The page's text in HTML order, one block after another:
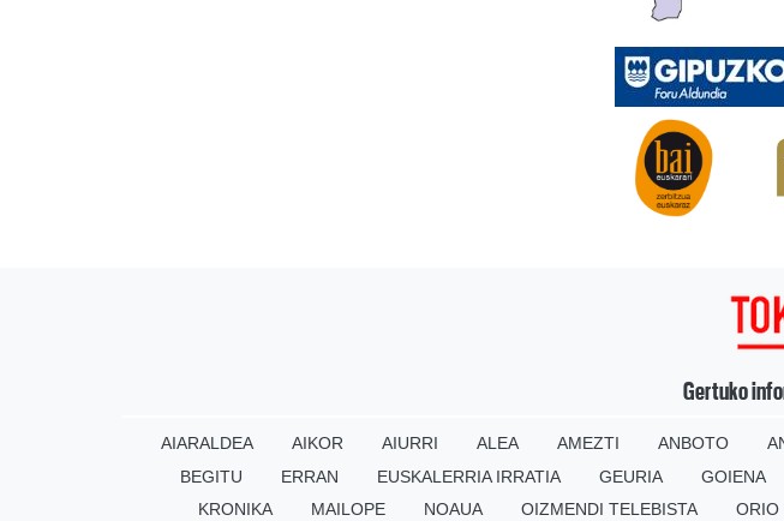
Gertuko
AIARALDEA AIKOR AIURRI ALEA AMEZTI ANBOTO
BEGITU
ERRAN EUSKALERRIA IRRATIA GEURIA GOIENA
KRONIKA
MAILOPE NOAUA OIZMENDI TELEBISTA ORIO